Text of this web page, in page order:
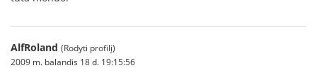
AlfRoland (Rodyti profilį)
2009 m. balandis 18 d. 19:15:56